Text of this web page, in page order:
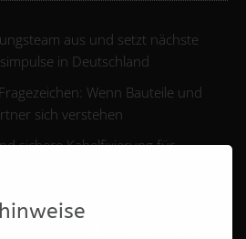
aus und setzt nächste
in Deutschland
Wenn Bauteile und
sich verstehen
sichere Kabelfixierung für
auf der Chillventa